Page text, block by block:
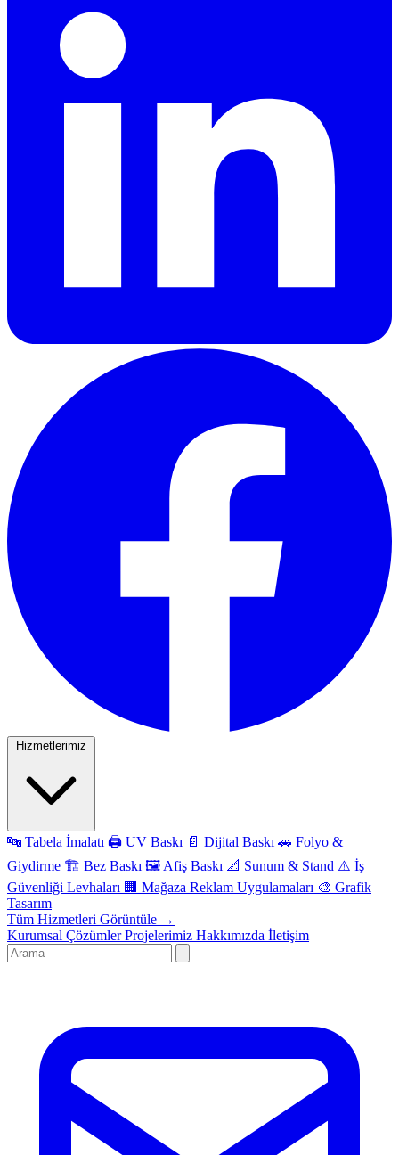
🔤 Tabela İmalatı 🖨️ UV Baskı 📄 Dijital Baskı 🚗 Folyo &
Giydirme 🏗️ Bez Baskı 🖼️ Afiş Baskı 📐 Sunum & Stand ⚠️ İş
Güvenliği Levhaları 🏢 Mağaza Reklam Uygulamaları 🎨 Grafik
Tasarım
Tüm Hizmetleri Görüntüle →
Kurumsal ÇözümlerProjelerimiz Hakkımızda İletişim